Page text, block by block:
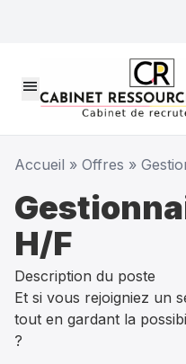
menu
Accueil » Offres »
H/F
Description du poste
Et si vous rejoigniez un
tout en gardant la
?